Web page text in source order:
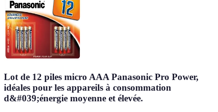
Lot de 12 piles micro AAA Panasonic Pro Power,
idéales pour les appareils à consommation
d&#039;énergie moyenne et élevée.